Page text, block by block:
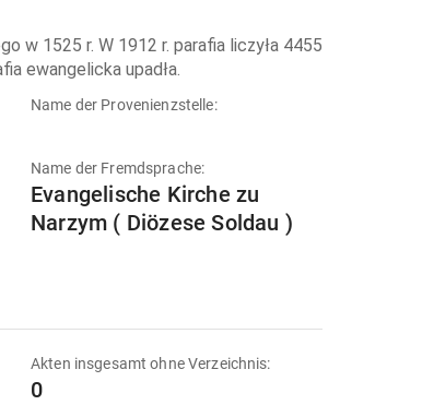
w 1525 r. W 1912 r. parafia liczyła 4455
ewangelicka upadła.
Name der Provenienzstelle:
Name der Fremdsprache:
Evangelische Kirche zu
Narzym ( Diözese Soldau )
Akten insgesamt ohne Verzeichnis:
0